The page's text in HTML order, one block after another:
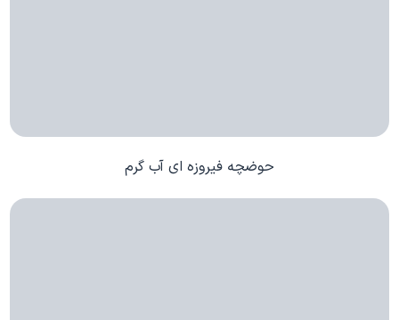
حوضچه فیروزه ای آب گرم